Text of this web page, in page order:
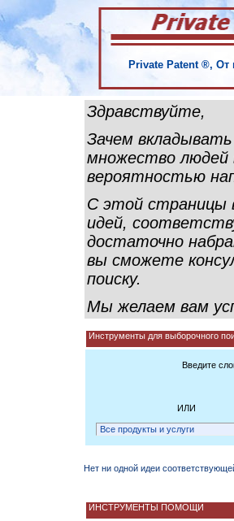
Private Patent ®, От
Здравствуйте,
Зачем
множество людей
вероятностью
С этой страницы
идей,
достаточно
вы сможете
поиску.
Мы желаем вам
Инструменты для выборочного
Введите
ИЛИ
Нет ни одной идеи
ИНСТРУМЕНТЫ ПОМОЩИ